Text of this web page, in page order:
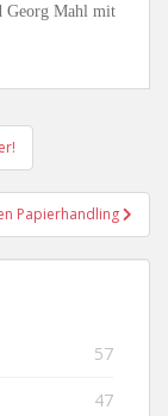
Georg Mahl mit
Papierhandling
57
47